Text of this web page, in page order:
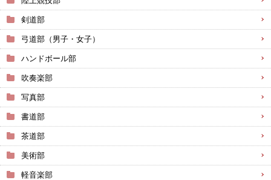
剣道部
弓道部（男子・女子）
ハンドボール部
吹奏楽部
写真部
書道部
茶道部
美術部
軽音楽部